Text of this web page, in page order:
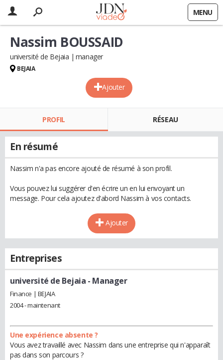
MENU
Ajouter
Nassim BOUSSAID
université de Bejaia manager
BEJAIA
PROFIL RÉSEAU
En résumé
Nassim n'a pas encore ajouté de résumé à son profil.
Vous pouvez lui suggérer d'en écrire un en lui envoyant un
message. Pour cela ajoutez d'abord Nassim à vos contacts.
Ajouter
Entreprises
université de Bejaia - Manager
Finance | BEJAIA
2004 - maintenant
Une expérience absente ?
Vous avez travaillé avec Nassim dans une entreprise qui n'apparaît
pas dans son parcours ?